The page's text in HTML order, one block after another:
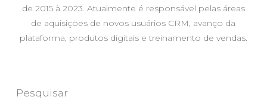
de 2015 à 2023. Atualmente é responsável pelas áreas
de aquisições de novos usuários CRM, avanço da
plataforma, produtos digitais e treinamento de vendas.
Pesquisar